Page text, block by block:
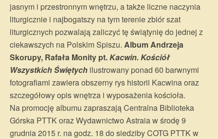
jasnym i przestronnym wnętrzu, a także liczne naczynia
liturgicznie i najbogatszy na tym terenie zbiór szat
liturgicznych pozwalają zaliczyć tę świątynię do jednej z
ciekawszych na Polskim Spiszu. Album Andrzeja
Skorupy, Rafała Monity pt.Kacwin. Kościół
Wszystkich Świętych ilustrowany ponad 60 barwnymi
fotografiami zawiera obszerny rys historii Kacwina oraz
szczegółowy opis wnętrza i wyposażenia kościoła.
Na promocję albumu zapraszają Centralna Biblioteka
Górska PTTK oraz Wydawnictwo Astraia w środę 9
grudnia 2015 r. na godz. 18 do siedziby COTG PTTK w